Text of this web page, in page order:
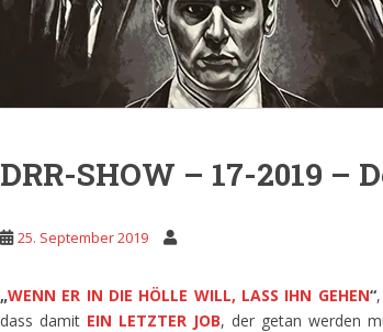
DRR-SHOW – 17-2019 –
25. September 2019
„WENN ER IN DIE HÖLLE WILL, LASS IHN GEHEN“
dass damit EIN LETZTER JOB, der getan werden